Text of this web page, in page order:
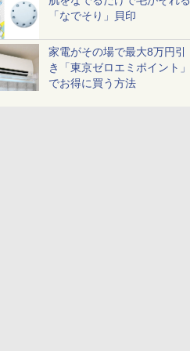
「なでそり」貝印
家電がその場で最大8万円引
き「東京ゼロエミポイント」
でお得に買う方法